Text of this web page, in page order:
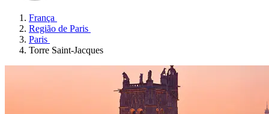
França
Região de Paris
Paris
Torre Saint-Jacques